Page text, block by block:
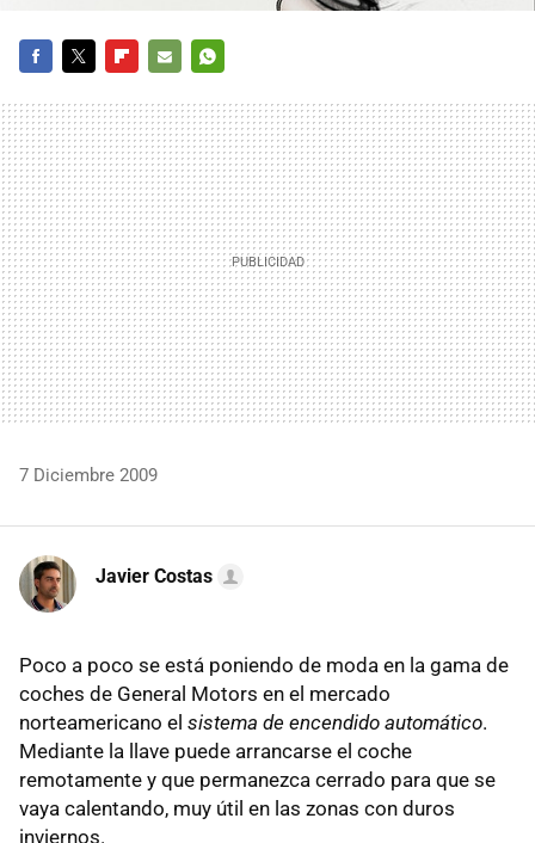
MAIL
7 Diciembre 2009
Javier Costas
Poco a poco se está poniendo de moda en la gama de
coches de General Motors en el mercado
norteamericano el sistema de encendido automático.
Mediante la llave puede arrancarse el coche
remotamente y que permanezca cerrado para que se
vaya calentando, muy útil en las zonas con duros
inviernos.